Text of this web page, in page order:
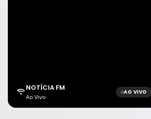
NOTÍCIA FM
Ao Vivo
AO VIVO